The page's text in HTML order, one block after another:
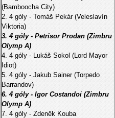
(Bamboocha City)
2. 4 góly - Tomáš Pekár (Veleslavín
Viktoria)
3. 4 góly - Petrisor Prodan (Zimbru
Olymp A)
4. 4 góly - Lukáš Sokol (Lord Mayor
Idiot)
5. 4 góly - Jakub Sainer (Torpedo
Barrandov)
6. 4 góly - Igor Costandoi (Zimbru
Olymp A)
7. 4 góly - Zdeněk Kouba